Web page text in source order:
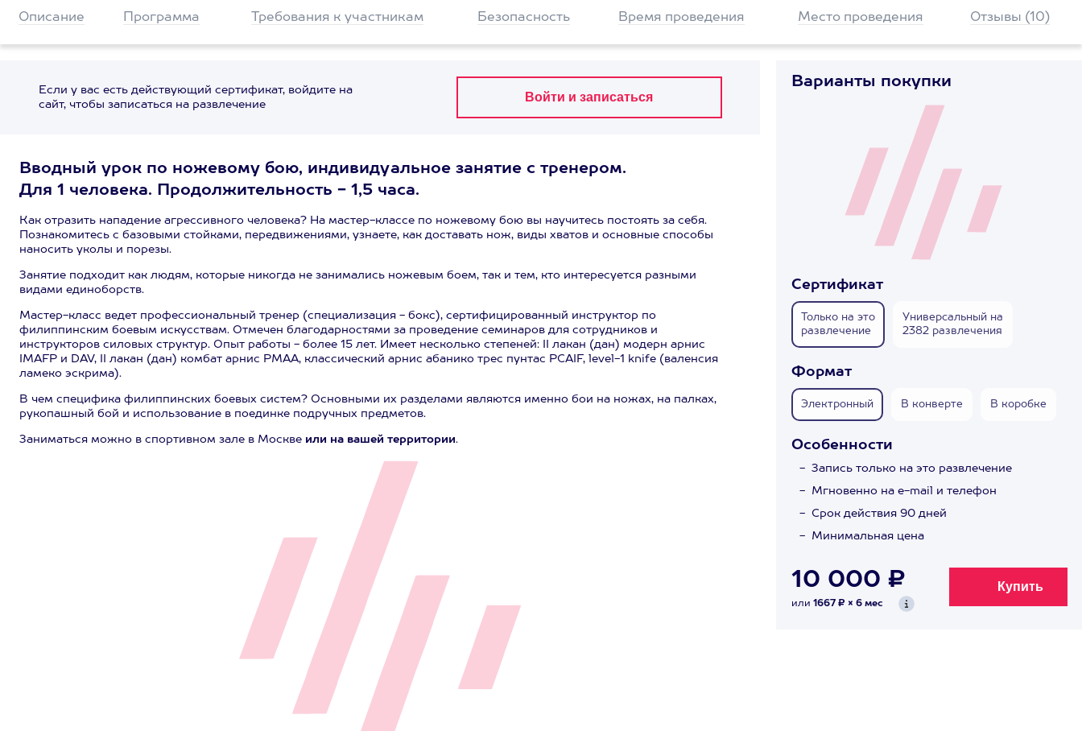
Описание Программа Требования к участникам Безопасность Время проведения Место проведения Отзывы (10)
Если у вас есть действующий сертификат, войдите на
сайт, чтобы записаться на развлечение
Вводный урок по ножевому бою, индивидуальное занятие с тренером.
Для 1 человека. Продолжительность - 1,5 часа.
Как отразить нападение агрессивного человека? На мастер-классе по ножевому бою вы научитесь постоять за себя.
Познакомитесь с базовыми стойками, передвижениями, узнаете, как доставать нож, виды хватов и основные способы
наносить уколы и порезы.
Занятие подходит как людям, которые никогда не занимались ножевым боем, так и тем, кто интересуется разными
видами единоборств.
Мастер-класс ведет профессиональный тренер (специализация - бокс), сертифицированный инструктор по
филиппинским боевым искусствам. Отмечен благодарностями за проведение семинаров для сотрудников и
инструкторов силовых структур. Опыт работы - более 15 лет. Имеет несколько степеней: II лакан (дан) модерн арнис
IMAFP и DAV, II лакан (дан) комбат арнис PMAA, классический арнис абанико трес пунтас PCAIF, level-1 knife (валенсия
ламеко эскрима).
В чем специфика филиппинских боевых систем? Основными их разделами являются именно бои на ножах, на палках,
рукопашный бой и использование в поединке подручных предметов.
Заниматься можно в спортивном зале в Москве или на вашей территории.
Варианты покупки
Сертификат
Только на это
развлечение
Универсальный на
2382 развлечения
Формат
Электронный В конверте В коробке
Особенности
Запись только на это развлечение
Мгновенно на e-mail и телефон
Срок действия 90 дней
Минимальная цена
10 000 ₽
или 1667 ₽ × 6 мес